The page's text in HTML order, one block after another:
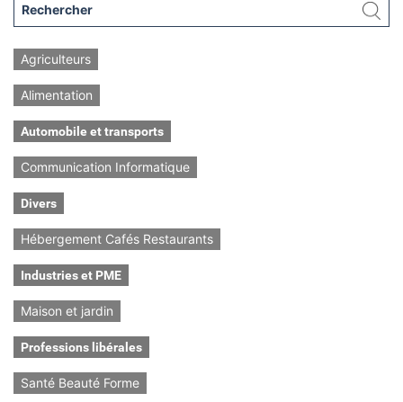
Agriculteurs
Alimentation
Automobile et transports
Communication Informatique
Divers
Hébergement Cafés Restaurants
Industries et PME
Maison et jardin
Professions libérales
Santé Beauté Forme